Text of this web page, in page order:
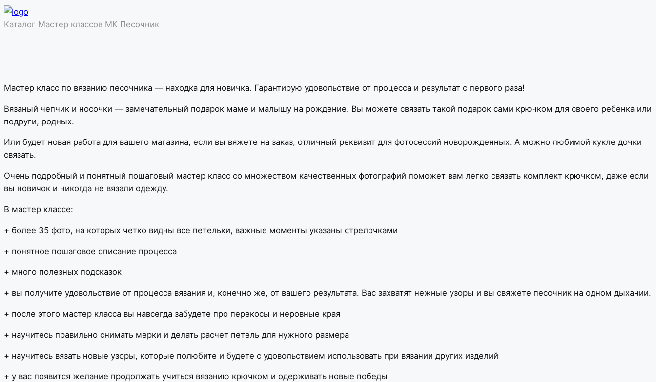
Каталог Мастер классов МК Песочник
Мастер класс по вязанию песочника — находка для новичка. Гарантирую удовольствие от процесса и результат с первого раза!
Вязаный чепчик и носочки — замечательный подарок маме и малышу на рождение. Вы можете связать такой подарок сами крючком для своего ребенка или
подруги, родных.
Или будет новая работа для вашего магазина, если вы вяжете на заказ, отличный реквизит для фотосессий новорожденных. А можно любимой кукле дочки
связать.
Очень подробный и понятный пошаговый мастер класс со множеством качественных фотографий поможет вам легко связать комплект крючком, даже если
вы новичок и никогда не вязали одежду.
В мастер классе:
+ более 35 фото, на которых четко видны все петельки, важные моменты указаны стрелочками
+ понятное пошаговое описание процесса
+ много полезных подсказок
+ вы получите удовольствие от процесса вязания и, конечно же, от вашего результата. Вас захватят нежные узоры и вы свяжете песочник на одном дыхании.
+ после этого мастер класса вы навсегда забудете про перекосы и неровные края
+ научитесь правильно снимать мерки и делать расчет петель для нужного размера
+ научитесь вязать новые узоры, которые полюбите и будете с удовольствием использовать при вязании других изделий
+ у вас появится желание продолжать учиться вязанию крючком и одерживать новые победы